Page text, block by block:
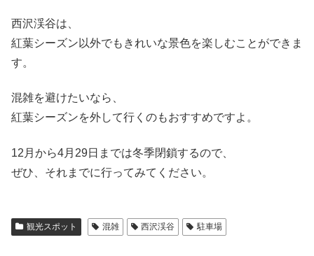
西沢渓谷は、
紅葉シーズン以外でもきれいな景色を楽しむことができま
す。
混雑を避けたいなら、
紅葉シーズンを外して行く のもおすすめですよ。
12月から4月29日までは冬季閉鎖するので、
ぜひ、それまでに行ってみてください。
観光スポット 混雑 西沢渓谷 駐車場